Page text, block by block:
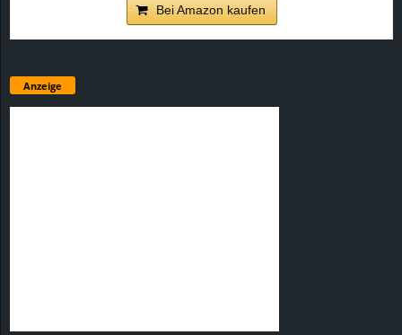
Bei Amazon kaufen
Anzeige